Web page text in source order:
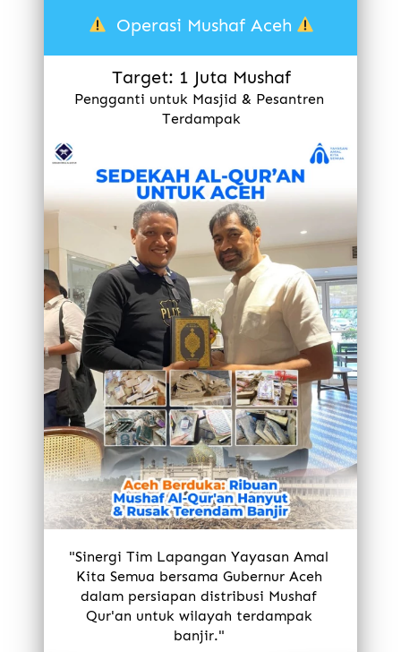
  Operasi Mushaf Aceh
Target: 1 Juta Mushaf
Pengganti untuk Masjid & Pesantren
Terdampak
"Sinergi Tim Lapangan Yayasan Amal
Kita Semua bersama Gubernur Aceh
dalam persiapan distribusi Mushaf
Qur'an untuk wilayah terdampak
banjir."